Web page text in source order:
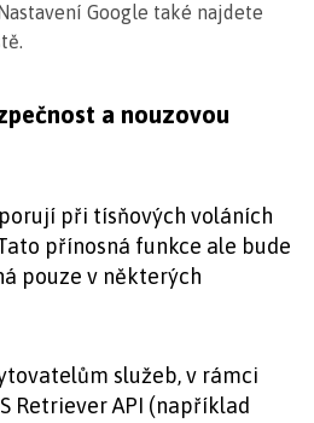
Google také najdete
a nouzovou
při tísňových voláních
přínosná funkce ale bude
pouze v některých
služeb, v rámci
Retriever API (například